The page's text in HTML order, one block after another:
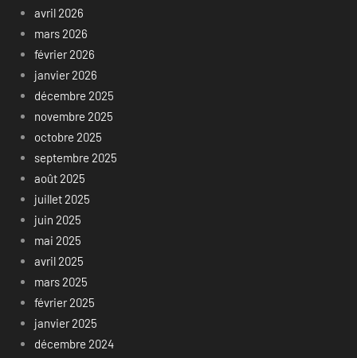
avril 2026
mars 2026
février 2026
janvier 2026
décembre 2025
novembre 2025
octobre 2025
septembre 2025
août 2025
juillet 2025
juin 2025
mai 2025
avril 2025
mars 2025
février 2025
janvier 2025
décembre 2024